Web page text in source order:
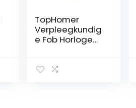
TopHomer
Verpleegkundig
e Fob Horloge
Horloge Clip op